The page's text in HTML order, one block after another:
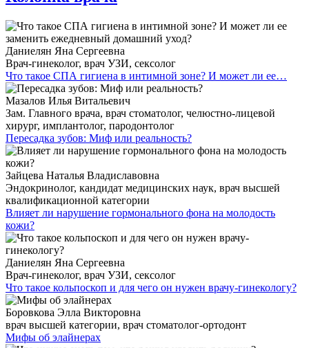
Даниелян Яна Сергеевна
Врач-гинеколог, врач УЗИ, сексолог
Что такое СПА гигиена в интимной зоне? И может ли ее…
Мазалов Илья Витальевич
Зам. Главного врача, врач стоматолог, челюстно-лицевой
хирург, имплантолог, пародонтолог
Пересадка зубов: Миф или реальность?
Зайцева Наталья Владиславовна
Эндокринолог, кандидат медицинских наук, врач высшей
квалификационной категории
Влияет ли нарушение гормонального фона на молодость
кожи?
Даниелян Яна Сергеевна
Врач-гинеколог, врач УЗИ, сексолог
Что такое кольпоскоп и для чего он нужен врачу-гинекологу?
Боровкова Элла Викторовна
врач высшей категории, врач стоматолог-ортодонт
Мифы об элайнерах